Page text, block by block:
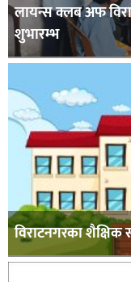
लायन्स क्लब अफ
शुभारम्भ
विराटनगरका शैक्षिक